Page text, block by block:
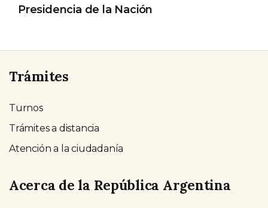
Presidencia de la Nación
Trámites
Turnos
Trámites a distancia
Atención a la ciudadanía
Acerca de la República Argentina